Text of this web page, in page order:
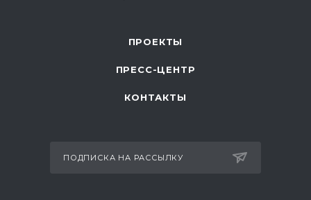
ПРОЕКТЫ
ПРЕСС-ЦЕНТР
КОНТАКТЫ
ПОДПИСКА НА РАССЫЛКУ